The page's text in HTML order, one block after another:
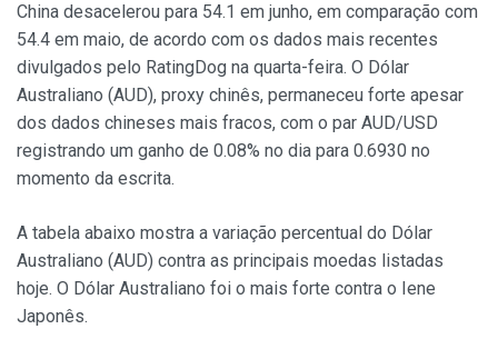
China desacelerou para 54.1 em junho, em comparação com
54.4 em maio, de acordo com os dados mais recentes
divulgados pelo RatingDog na quarta-feira. O Dólar
Australiano (AUD), proxy chinês, permaneceu forte apesar
dos dados chineses mais fracos, com o par AUD/USD
registrando um ganho de 0.08% no dia para 0.6930 no
momento da escrita.
A tabela abaixo mostra a variação percentual do Dólar
Australiano (AUD) contra as principais moedas listadas
hoje. O Dólar Australiano foi o mais forte contra o Iene
Japonês.